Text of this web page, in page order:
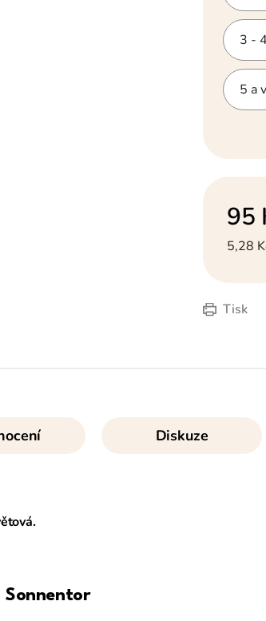
3 -
5 a
95
Měrná
5,28
Tisk
Diskuze